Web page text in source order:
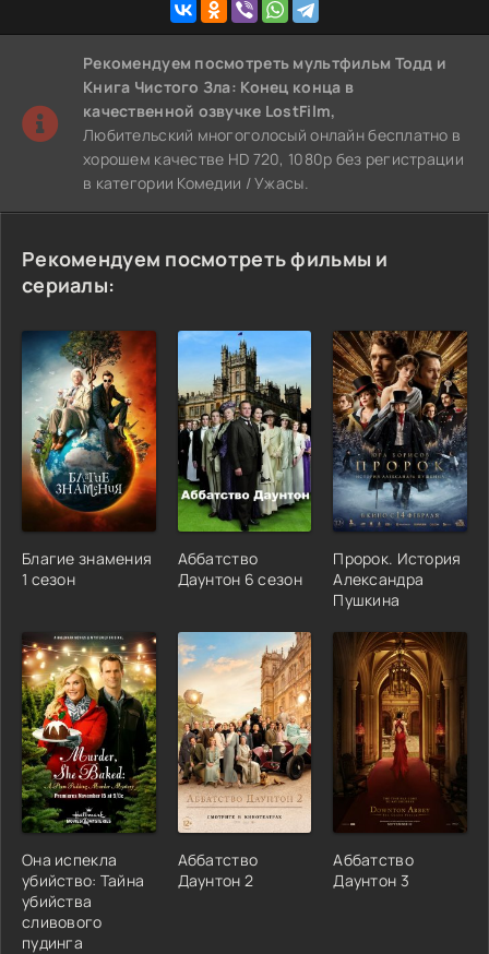
Рекомендуем посмотреть мультфильм Тодд и
Книга Чистого Зла: Конец конца в
качественной озвучке LostFilm,
Любительский многоголосый онлайн бесплатно в
хорошем качестве HD 720, 1080p без регистрации
в категории Комедии / Ужасы.
Рекомендуем посмотреть фильмы и
сериалы:
Благие знамения
1 сезон
Аббатство
Даунтон 6 сезон
Пророк. История
Александра
Пушкина
Она испекла
убийство: Тайна
убийства
сливового
пудинга
Аббатство
Даунтон 2
Аббатство
Даунтон 3